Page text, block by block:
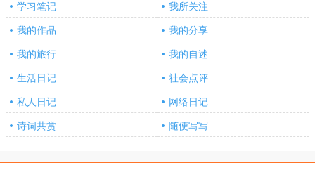
学习笔记 我所关注
我的作品 我的分享
我的旅行 我的自述
生活日记 社会点评
私人日记 网络日记
诗词共赏 随便写写